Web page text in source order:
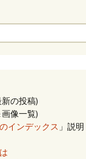
新の投稿)
画像一覧)
インデックス 」説明